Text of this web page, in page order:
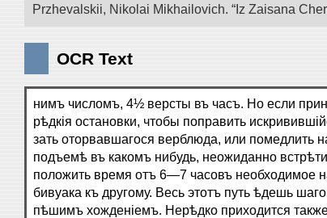
Przhevalskii, Nikolai Mikhailovich. “Iz Zaisana
OCR Text
нимъ числомъ, 4½ версты въ часъ. Но если
рѣдкія остановки, чтобы поправить
зать оторвавшагося верблюда, или помедлить
подъемѣ въ какомъ нибудь, неожиданно
положить время отъ 6—7 часовъ необходимое
бивуака къ другому. Весь этотъ путь ѣдешь
пѣшимъ хожденіемъ. Нерѣдко приходится